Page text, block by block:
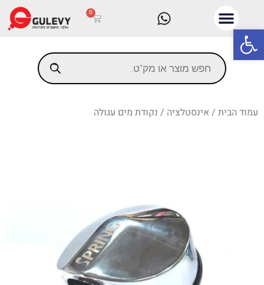
פתח סרגל נגישות
0
עמוד הבית / אינסטלציה / נקודת מים עגולה